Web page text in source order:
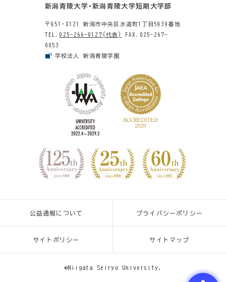
新潟青陵大学・新潟青陵大学短期大学部
〒951-8121 新潟市中央区水道町1丁目5939番地
TEL. 025-266-0127(代表)
FAX.025-267-
0053
学校法人 新潟青陵学園
公益通報について プライバシーポリシー
サイトポリシー サイトマップ
©Niigata Seiryo University.